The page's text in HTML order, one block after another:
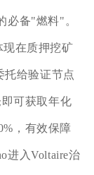
必备"燃料"。
在质押挖矿
托给验证节点
可获取年化
，有效保障
进入Voltaire治